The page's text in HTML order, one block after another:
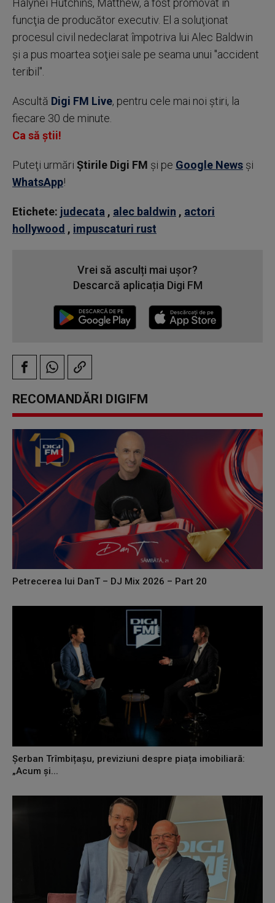
Halynei Hutchins, Matthew, a fost promovat în
funcţia de producător executiv. El a soluţionat
procesul civil nedeclarat împotriva lui Alec Baldwin
şi a pus moartea soţiei sale pe seama unui "accident
teribil".
Ascultă Digi FM Live, pentru cele mai noi știri, la
fiecare 30 de minute.
Ca să știi!
Puteţi urmări Știrile Digi FM şi pe Google News şi
WhatsApp!
Etichete: judecata , alec baldwin , actori
hollywood , impuscaturi rust
Vrei să asculți mai ușor?
Descarcă aplicația Digi FM
RECOMANDĂRI DIGIFM
Petrecerea lui DanT – DJ Mix 2026 – Part 20
Șerban Trîmbițașu, previziuni despre piața imobiliară:
„Acum și...